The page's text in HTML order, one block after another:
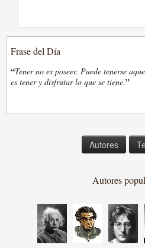
Frase del Día
“Tener no es poseer. Puede tenerse
es tener y disfrutar lo que se tiene.”
Autores
Autores